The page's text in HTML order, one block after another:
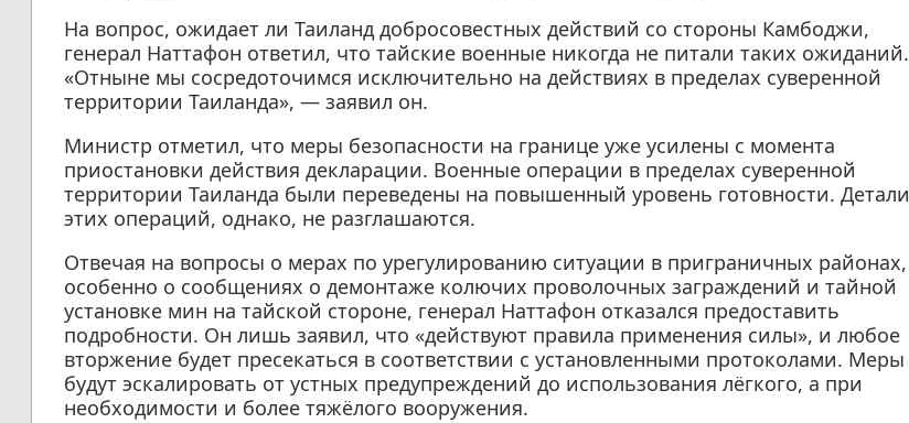
На вопрос, ожидает ли Таиланд добросовестных действий со стороны Камбоджи,
генерал Наттафон ответил, что тайские военные никогда не питали таких ожиданий.
«Отныне мы сосредоточимся исключительно на действиях в пределах суверенной
территории Таиланда», — заявил он.
Министр отметил, что меры безопасности на границе уже усилены с момента
приостановки действия декларации. Военные операции в пределах суверенной
территории Таиланда были переведены на повышенный уровень готовности. Детали
этих операций, однако, не разглашаются.
Отвечая на вопросы о мерах по урегулированию ситуации в приграничных районах,
особенно о сообщениях о демонтаже колючих проволочных заграждений и тайной
установке мин на тайской стороне, генерал Наттафон отказался предоставить
подробности. Он лишь заявил, что «действуют правила применения силы», и любое
вторжение будет пресекаться в соответствии с установленными протоколами. Меры
будут эскалировать от устных предупреждений до использования лёгкого, а при
необходимости и более тяжёлого вооружения.